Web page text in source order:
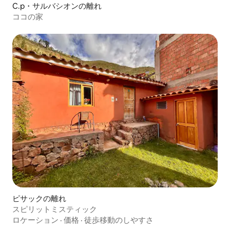
C.p・サルバシオンの離れ
ココの家
ピサックの離れ
スピリットミスティック
ロケーション · 価格 · 徒歩移動のしやすさ